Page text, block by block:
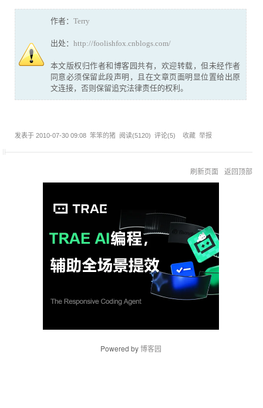
Powered by博客园
作者： Terry
出处： http://foolishfox.cnblogs.com/
本文版权归作者和博客园共有，欢迎转载，但未经作者
同意必须保留此段声明，且在文章页面明显位置给出原
文连接，否则保留追究法律责任的权利。
发表于 2010-07-30 09:08 笨笨的猪 阅读(5120) 评论(5) 收藏 举报
刷新页面 返回顶部